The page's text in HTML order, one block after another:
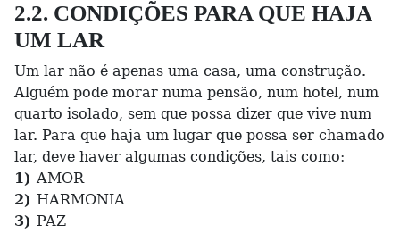
2.2. CONDIÇÕES PARA QUE HAJA
UM LAR
Um lar não é apenas uma casa, uma construção.
Alguém pode morar numa pensão, num hotel, num
quarto isolado, sem que possa dizer que vive num
lar. Para que haja um lugar que possa ser chamado
lar, deve haver algumas condições, tais como:
1) AMOR
2) HARMONIA
3) PAZ